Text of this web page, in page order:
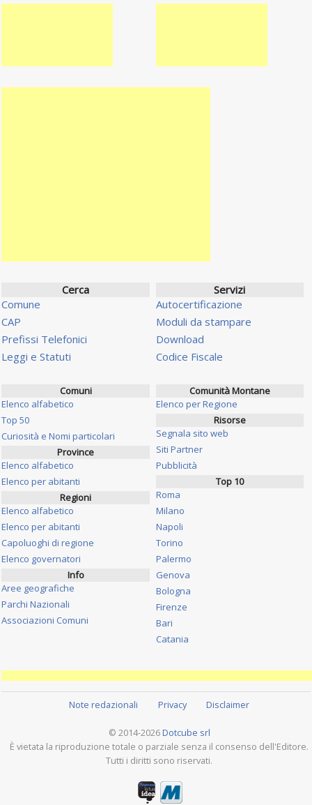
Cerca
Comune
CAP
Prefissi Telefonici
Leggi e Statuti
Servizi
Autocertificazione
Moduli da stampare
Download
Codice Fiscale
Comuni
Elenco alfabetico
Top 50
Curiosità e Nomi particolari
Province
Elenco alfabetico
Elenco per abitanti
Regioni
Elenco alfabetico
Elenco per abitanti
Capoluoghi di regione
Elenco governatori
Info
Aree geografiche
Parchi Nazionali
Associazioni Comuni
Comunità Montane
Elenco per Regione
Risorse
Segnala sito web
Siti Partner
Pubblicità
Top 10
Roma
Milano
Napoli
Torino
Palermo
Genova
Bologna
Firenze
Bari
Catania
Note redazionali Privacy Disclaimer
© 2014-2026 Dotcube srl
È vietata la riproduzione totale o parziale senza il consenso dell'Editore.
Tutti i diritti sono riservati.